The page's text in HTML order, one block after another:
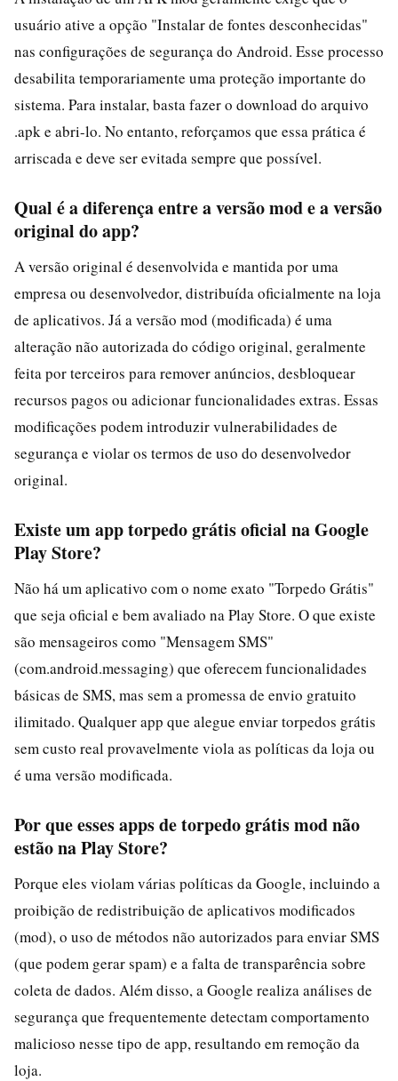
usuário ative a opção "Instalar de fontes desconhecidas"
nas configurações de segurança do Android. Esse processo
desabilita temporariamente uma proteção importante do
sistema. Para instalar, basta fazer o download do arquivo
.apk e abri-lo. No entanto, reforçamos que essa prática é
arriscada e deve ser evitada sempre que possível.
Qual é a diferença entre a versão mod e a versão
original do app?
A versão original é desenvolvida e mantida por uma
empresa ou desenvolvedor, distribuída oficialmente na loja
de aplicativos. Já a versão mod (modificada) é uma
alteração não autorizada do código original, geralmente
feita por terceiros para remover anúncios, desbloquear
recursos pagos ou adicionar funcionalidades extras. Essas
modificações podem introduzir vulnerabilidades de
segurança e violar os termos de uso do desenvolvedor
original.
Existe um app torpedo grátis oficial na Google
Play Store?
Não há um aplicativo com o nome exato "Torpedo Grátis"
que seja oficial e bem avaliado na Play Store. O que existe
são mensageiros como "Mensagem SMS"
(com.android.messaging) que oferecem funcionalidades
básicas de SMS, mas sem a promessa de envio gratuito
ilimitado. Qualquer app que alegue enviar torpedos grátis
sem custo real provavelmente viola as políticas da loja ou
é uma versão modificada.
Por que esses apps de torpedo grátis mod não
estão na Play Store?
Porque eles violam várias políticas da Google, incluindo a
proibição de redistribuição de aplicativos modificados
(mod), o uso de métodos não autorizados para enviar SMS
(que podem gerar spam) e a falta de transparência sobre
coleta de dados. Além disso, a Google realiza análises de
segurança que frequentemente detectam comportamento
malicioso nesse tipo de app, resultando em remoção da
loja.